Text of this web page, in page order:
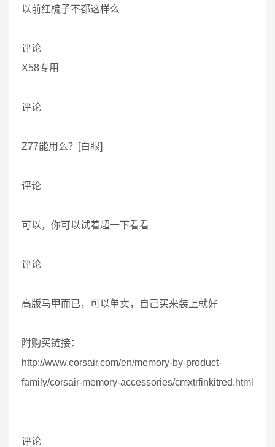
以前红梳子不都这样么
评论
X58专用
评论
Z77能用么？[白眼]
评论
可以，你可以试着超一下看看
评论
高版马甲而已，可以单卖，自己买来装上就好
附购买链接：
http://www.corsair.com/en/memory-by-product-
family/corsair-memory-accessories/cmxtrfinkitred.html
评论